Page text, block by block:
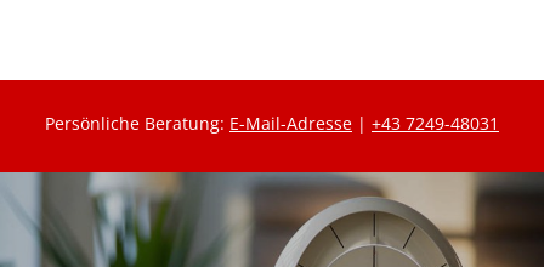
Persönliche Beratung: E-Mail-Adresse | +43 7249-48031